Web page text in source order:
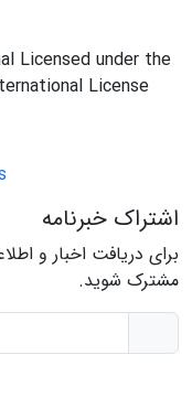
Licensed under the
License
اشتراک خبرنامه
برای دریافت اخبار و
مشترک شوید.